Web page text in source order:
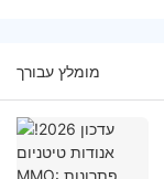
מומלץ עבורך